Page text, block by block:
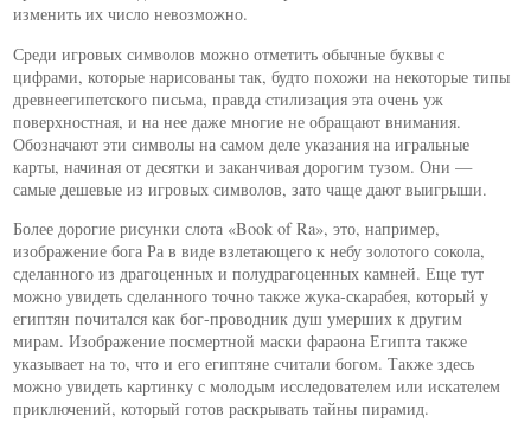
изменить их число невозможно.
Среди игровых символов можно отметить обычные буквы с
цифрами, которые нарисованы так, будто похожи на некоторые типы
древнеегипетского письма, правда стилизация эта очень уж
поверхностная, и на нее даже многие не обращают внимания.
Обозначают эти символы на самом деле указания на игральные
карты, начиная от десятки и заканчивая дорогим тузом. Они —
самые дешевые из игровых символов, зато чаще дают выигрыши.
Более дорогие рисунки слота «Book of Ra», это, например,
изображение бога Ра в виде взлетающего к небу золотого сокола,
сделанного из драгоценных и полудрагоценных камней. Еще тут
можно увидеть сделанного точно также жука-скарабея, который у
египтян почитался как бог-проводник душ умерших к другим
мирам. Изображение посмертной маски фараона Египта также
указывает на то, что и его египтяне считали богом. Также здесь
можно увидеть картинку с молодым исследователем или искателем
приключений, который готов раскрывать тайны пирамид.